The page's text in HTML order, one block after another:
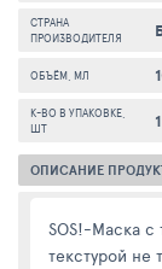
СТРАНА
ПРОИЗВОДИТЕЛЯ
ОБЪЁМ, МЛ
К-ВО В УПАКОВКЕ,
ШТ
1
ОПИСАНИЕ
SOS!-Маска
текстурой не